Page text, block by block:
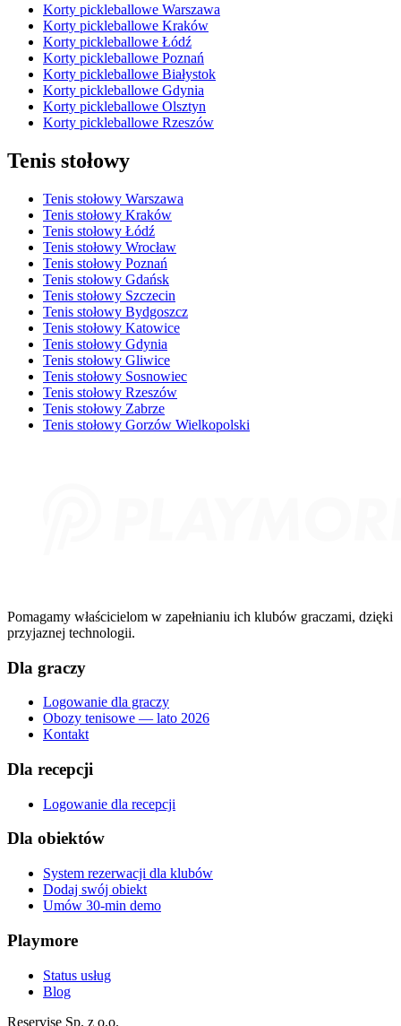
Korty pickleballowe Warszawa
Korty pickleballowe Kraków
Korty pickleballowe Łódź
Korty pickleballowe Poznań
Korty pickleballowe Białystok
Korty pickleballowe Gdynia
Korty pickleballowe Olsztyn
Korty pickleballowe Rzeszów
Tenis stołowy
Tenis stołowy Warszawa
Tenis stołowy Kraków
Tenis stołowy Łódź
Tenis stołowy Wrocław
Tenis stołowy Poznań
Tenis stołowy Gdańsk
Tenis stołowy Szczecin
Tenis stołowy Bydgoszcz
Tenis stołowy Katowice
Tenis stołowy Gdynia
Tenis stołowy Gliwice
Tenis stołowy Sosnowiec
Tenis stołowy Rzeszów
Tenis stołowy Zabrze
Tenis stołowy Gorzów Wielkopolski
Pomagamy właścicielom w zapełnianiu ich klubów graczami, dzięki
przyjaznej technologii.
Dla graczy
Logowanie dla graczy
Obozy tenisowe — lato 2026
Kontakt
Dla recepcji
Logowanie dla recepcji
Dla obiektów
System rezerwacji dla klubów
Dodaj swój obiekt
Umów 30-min demo
Playmore
Status usług
Blog
Reservise Sp. z o.o.